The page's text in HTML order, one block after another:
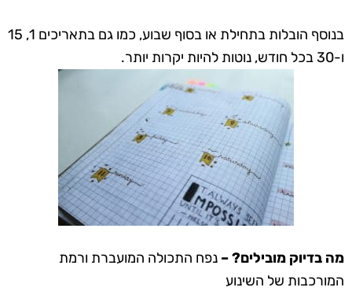
בנוסף הובלות בתחילת או בסוף שבוע, כמו גם בתאריכים 1, 15
ו-30 בכל חודש, נוטות להיות יקרות יותר.
מה בדיוק מובילים? – נפח התכולה המועברת ורמת
המורכבות של השינוע